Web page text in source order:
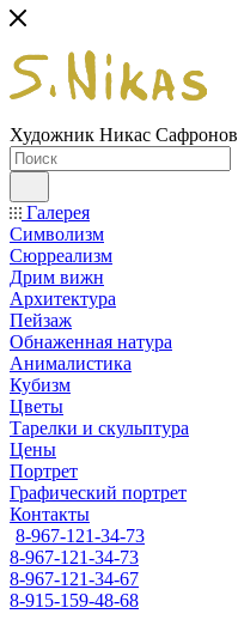
Художник Никас Сафронов
Галерея
Символизм
Сюрреализм
Дрим вижн
Архитектура
Пейзаж
Обнаженная натура
Анималистика
Кубизм
Цветы
Тарелки и скульптура
Цены
Портрет
Графический портрет
Контакты
8-967-121-34-73
8-967-121-34-73
8-967-121-34-67
8-915-159-48-68